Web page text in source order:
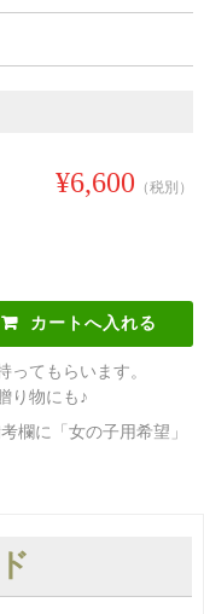
¥6,600 （税別）
てもらいます。
り物にも♪
欄に「女の子用希望」